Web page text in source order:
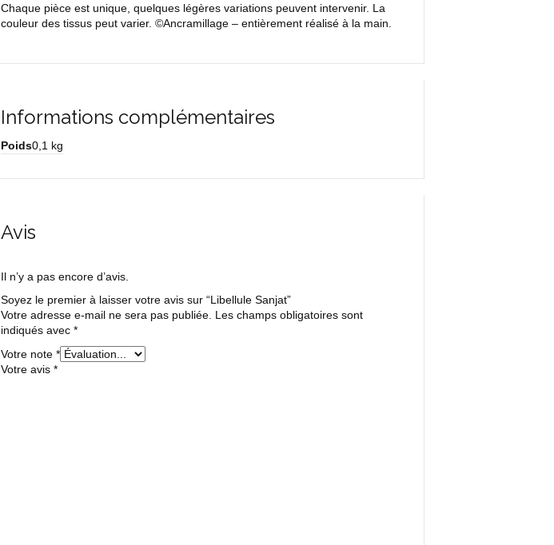
Chaque pièce est unique, quelques légères variations peuvent intervenir. La
couleur des tissus peut varier. ©Ancramillage – entièrement réalisé à la main.
Informations complémentaires
Poids0,1 kg
Avis
Il n’y a pas encore d’avis.
Soyez le premier à laisser votre avis sur “Libellule Sanjat”
Votre adresse e-mail ne sera pas publiée. Les champs obligatoires sont
indiqués avec *
Votre note *
Votre avis *